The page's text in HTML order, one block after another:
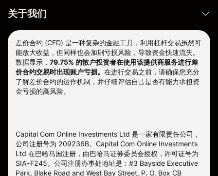
关于我们
差价合约 (CFD) 是一种复杂的金融工具，利用杠杆交易虽然可
能放大收益，但同样也会加剧亏损风险，导致资金快速流失。
数据显示， 79.75% 的散户投资者在使用该提供商服务进行差
价合约交易时出现账户亏损。 在进行交易之前，请确保您充分
了解差价合约的运作机制，并仔细评估自己是否有能力承担资
金亏损的高风险。
Capital Com Online Investments Ltd 是一家有限责任公司，
公司注册号为 209236B。Capital Com Online Investments
Ltd 在巴哈马国注册，由巴哈马证券委员会授权，许可证号为
SIA-F245。公司注册办事处地址是：#3 Bayside Executive
Park, Blake Road and West Bay Street, P. O. Box CB